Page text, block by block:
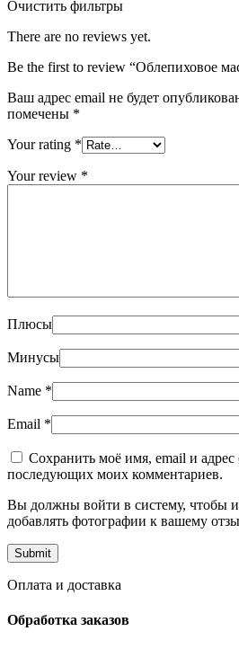
Очистить фильтры
There are no reviews yet.
Be the first to review “Облепиховое
Ваш адрес email не будет
помечены *
Your rating *
Your review *
Плюсы
Минусы
Name *
Email *
Сохранить моё имя, email и адрес
последующих моих комментариев.
Вы должны войти в систему, чтобы
добавлять фотографии к вашему
Оплата и доставка
Обработка заказов